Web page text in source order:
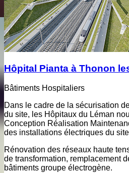
Hôpital Pianta à Thonon
Bâtiments Hospitaliers
Dans le cadre de la sécurisation
du site, les Hôpitaux du Léman
Conception Réalisation
des installations électriques du
Rénovation des réseaux haute
de transformation, remplacement
bâtiments groupe électrogène.